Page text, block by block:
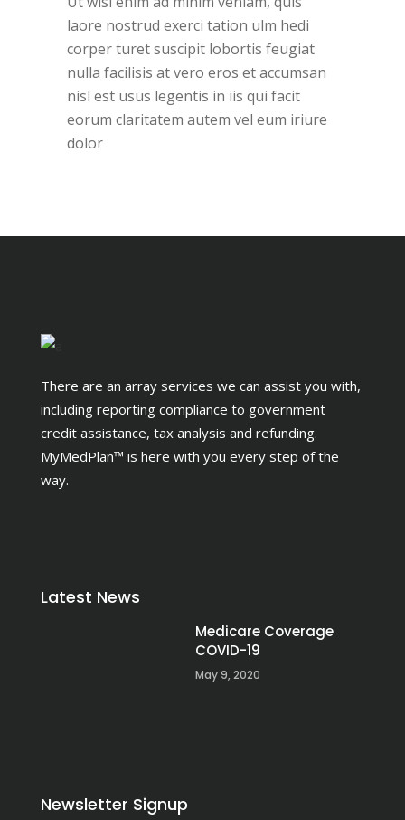
laore nostrud exerci tation ulm hedi
corper turet suscipit lobortis feugiat
nulla facilisis at vero eros et accumsan
nisl est usus legentis in iis qui facit
eorum claritatem autem vel eum iriure
dolor
There are an array services we can assist you with,
including reporting compliance to government
credit assistance, tax analysis and refunding.
MyMedPlan™ is here with you every step of the
way.
Latest News
Medicare Coverage
COVID-19
May 9, 2020
Newsletter Signup